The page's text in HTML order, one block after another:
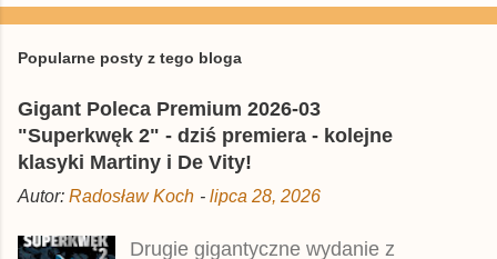
e
i
j
o
m
e
t
Popularne posty z tego bloga
Gigant Poleca Premium 2026-03
"Superkwęk 2" - dziś premiera - kolejne
klasyki Martiny i De Vity!
Autor: Radosław Koch - lipca 28, 2026
Drugie gigantyczne wydanie z